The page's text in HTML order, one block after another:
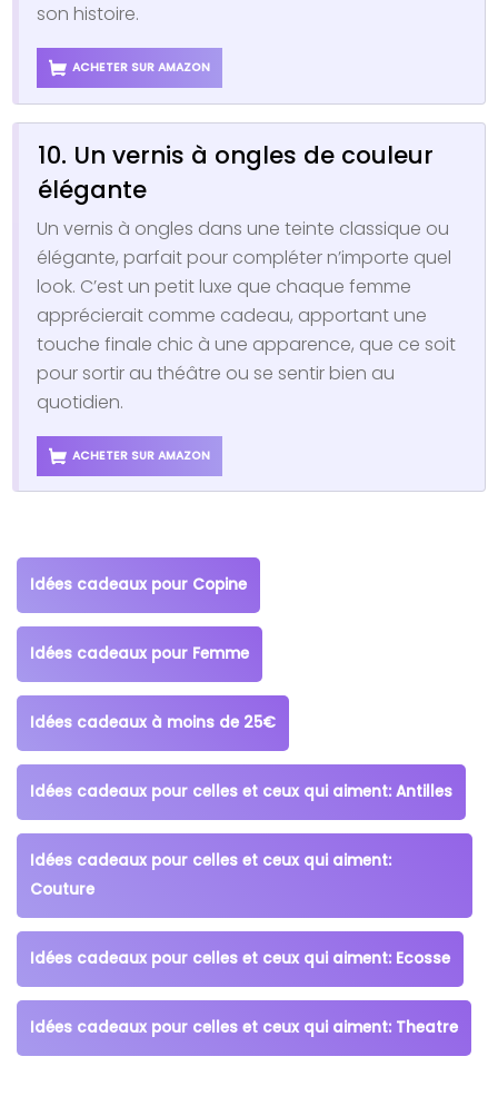
son histoire.
ACHETER SUR AMAZON
10. Un vernis à ongles de couleur
élégante
Un vernis à ongles dans une teinte classique ou
élégante, parfait pour compléter n’importe quel
look. C’est un petit luxe que chaque femme
apprécierait comme cadeau, apportant une
touche finale chic à une apparence, que ce soit
pour sortir au théâtre ou se sentir bien au
quotidien.
ACHETER SUR AMAZON
Idées cadeaux pour Copine
Idées cadeaux pour Femme
Idées cadeaux à moins de 25€
Idées cadeaux pour celles et ceux qui aiment: Antilles
Idées cadeaux pour celles et ceux qui aiment:
Couture
Idées cadeaux pour celles et ceux qui aiment: Ecosse
Idées cadeaux pour celles et ceux qui aiment: Theatre